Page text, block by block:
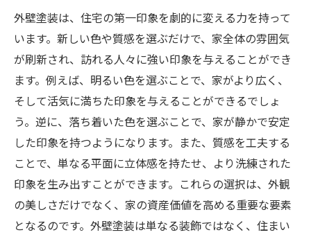
外壁塗装は、住宅の第一印象を劇的に変える力を持って
います。新しい色や質感を選ぶだけで、家全体の雰囲気
が刷新され、訪れる人々に強い印象を与えることができ
ます。例えば、明るい色を選ぶことで、家がより広く、
そして活気に満ちた印象を与えることができるでしょ
う。逆に、落ち着いた色を選ぶことで、家が静かで安定
した印象を持つようになります。また、質感を工夫する
ことで、単なる平面に立体感を持たせ、より洗練された
印象を生み出すことができます。これらの選択は、外観
の美しさだけでなく、家の資産価値を高める重要な要素
となるのです。外壁塗装は単なる装飾ではなく、住まい